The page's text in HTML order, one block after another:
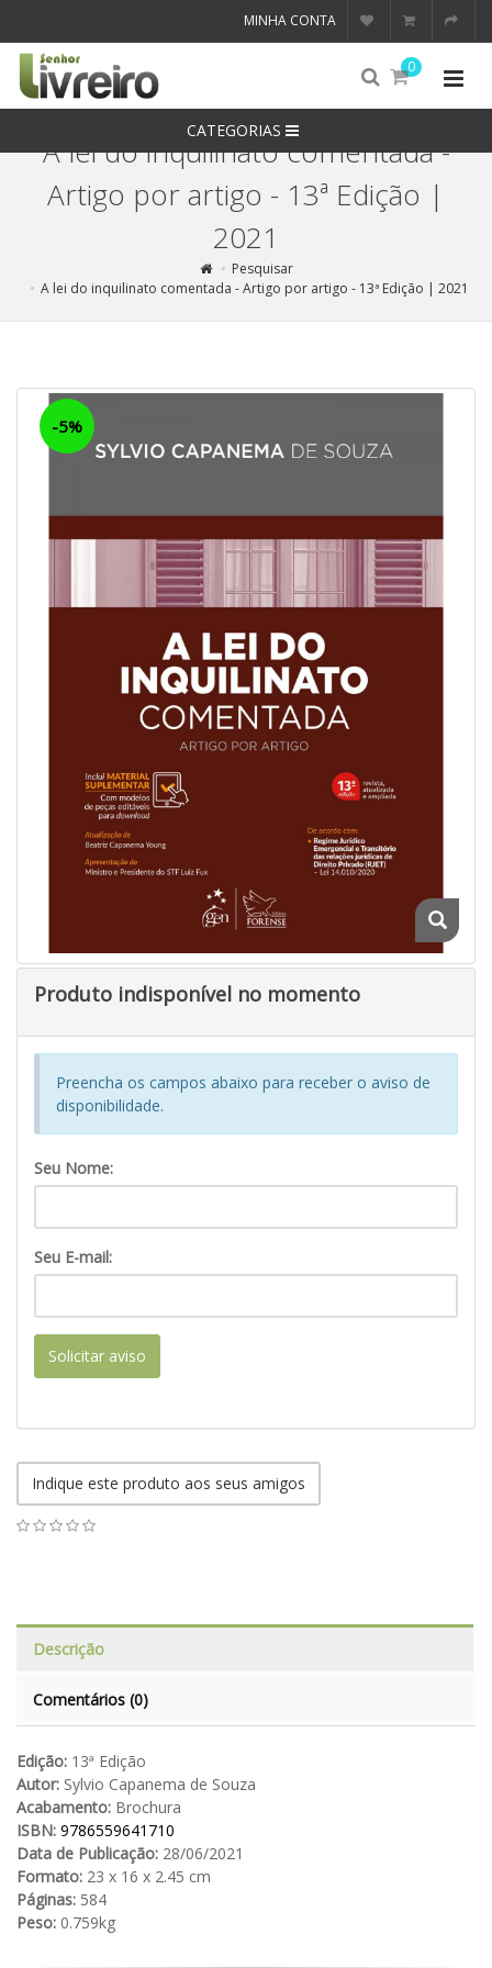
MINHA CONTA
0
CATEGORIAS
A lei do inquilinato comentada -
Artigo por artigo - 13ª Edição |
2021
Pesquisar
A lei do inquilinato comentada - Artigo por artigo - 13ª Edição | 2021
-5%
Produto indisponível no momento
Preencha os campos abaixo para receber o aviso de
disponibilidade.
Seu Nome:
Seu E-mail:
Solicitar aviso
Indique este produto aos seus amigos
Descrição
Comentários (0)
Edição: 13ª Edição
Autor: Sylvio Capanema de Souza
Acabamento: Brochura
ISBN: 9786559641710
Data de Publicação: 28/06/2021
Formato: 23 x 16 x 2.45 cm
Páginas: 584
Peso: 0.759kg